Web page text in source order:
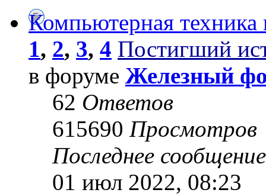
Компьютерная
1, 2, 3, 4 Постигший
в форуме Железный
62 Ответов
615690 Просмотров
Последнее
01 июл 2022, 08:23